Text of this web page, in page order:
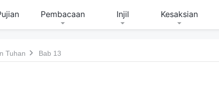
Pembacaan Injil Kesaksian
Tuhan Bab 13